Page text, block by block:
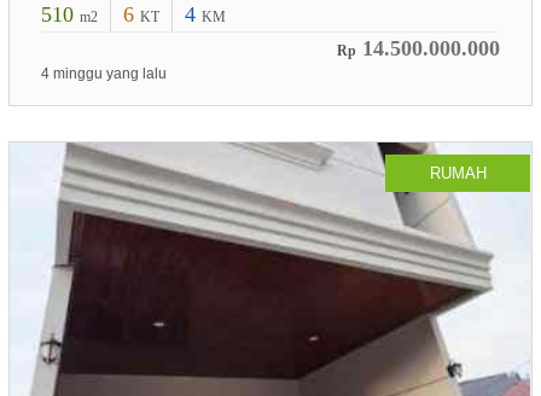
510 m2 6 KT 4 KM
Rp 14.500.000.000
4 minggu yang lalu
RUMAH